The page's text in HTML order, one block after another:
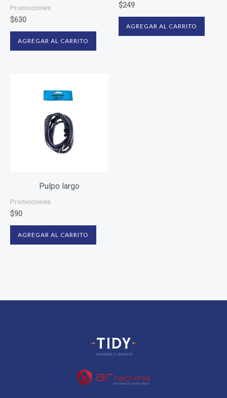
Promociones
$630
AGREGAR AL CARRITO
$249
AGREGAR AL CARRITO
Pulpo largo
Promociones
$90
AGREGAR AL CARRITO